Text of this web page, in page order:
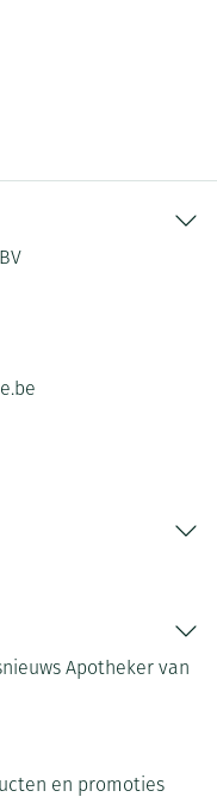
Apotheker van
en promoties